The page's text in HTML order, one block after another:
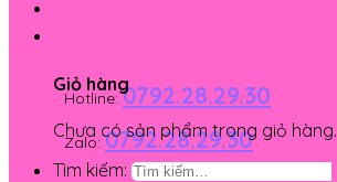
Hotline:0792.28.29.30
Zalo:0792.28.29.30
Giỏ hàng
Chưa có sản phẩm trong giỏ hàng.
Tìm kiếm: